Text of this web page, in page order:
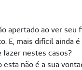
apertado ao ver seu
E, mais difícil ainda é
fazer nestes casos?
não é a sua